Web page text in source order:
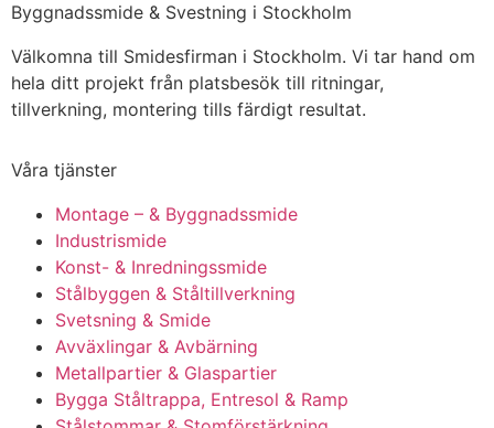
Byggnadssmide & Svestning i Stockholm
Välkomna till Smidesfirman i Stockholm. Vi tar hand om
hela ditt projekt från platsbesök till ritningar,
tillverkning, montering tills färdigt resultat.
Våra tjänster
Montage – & Byggnadssmide
Industrismide
Konst- & Inredningssmide
Stålbyggen & Ståltillverkning
Svetsning & Smide
Avväxlingar & Avbärning
Metallpartier & Glaspartier
Bygga Ståltrappa, Entresol & Ramp